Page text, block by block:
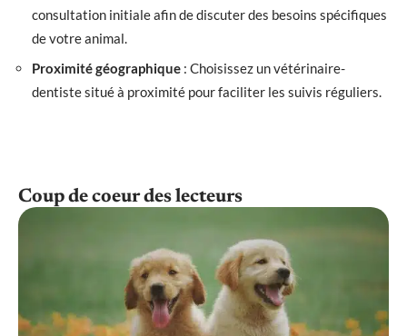
consultation initiale afin de discuter des besoins spécifiques
de votre animal.
Proximité géographique : Choisissez un vétérinaire-
dentiste situé à proximité pour faciliter les suivis réguliers.
Coup de coeur des lecteurs